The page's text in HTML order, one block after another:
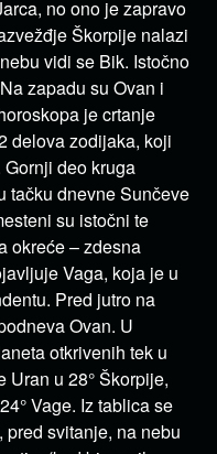
no ono je zapravo
Škorpije nalazi
vidi se Bik. Istočno
zapadu su Ovan i
je crtanje
delova zodijaka, koji
deo kruga
tačku dnevne Sunčeve
su istočni te
okreće – zdesna
Vaga, koja je u
Pred jutro na
Ovan. U
otkrivenih tek u
Uran u 28° Škorpije,
Vage. Iz tablica se
pred svitanje, na nebu